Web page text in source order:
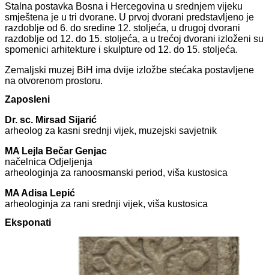
Stalna postavka Bosna i Hercegovina u srednjem vijeku
smještena je u tri dvorane. U prvoj dvorani predstavljeno je
razdoblje od 6. do sredine 12. stoljeća, u drugoj dvorani
razdoblje od 12. do 15. stoljeća, a u trećoj dvorani izloženi su
spomenici arhitekture i skulpture od 12. do 15. stoljeća.
Zemaljski muzej BiH ima dvije izložbe stećaka postavljene
na otvorenom prostoru.
Zaposleni
Dr. sc. Mirsad Sijarić
arheolog za kasni srednji vijek, muzejski savjetnik
MA Lejla Bečar Genjac
načelnica Odjeljenja
arheologinja za ranoosmanski period, viša kustosica
MA Adisa Lepić
arheologinja za rani srednji vijek, viša kustosica
Eksponati